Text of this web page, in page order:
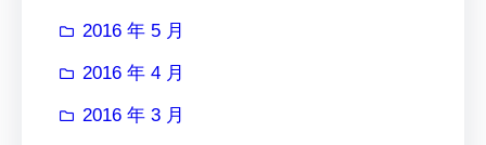
2016 年 5 月
2016 年 4 月
2016 年 3 月